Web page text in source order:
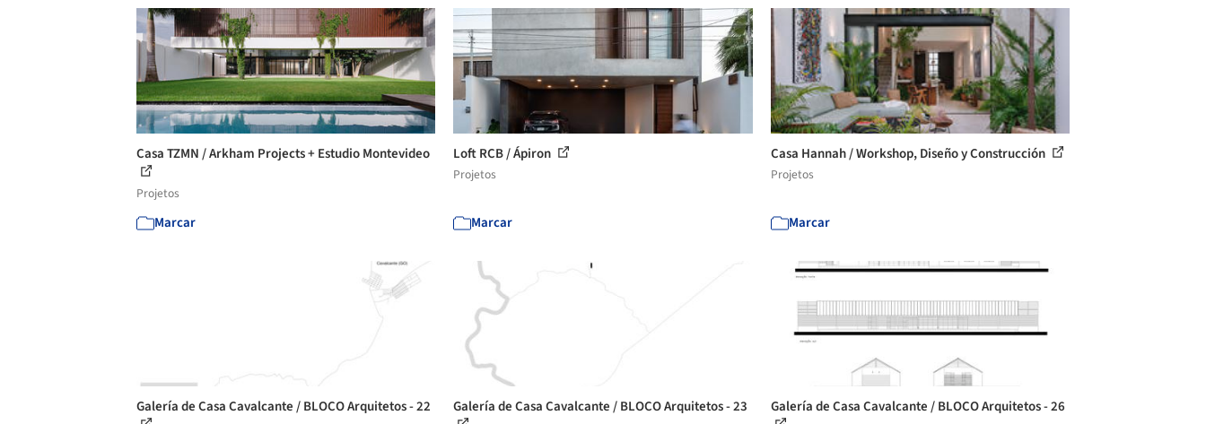
Casa TZMN / Arkham Projects + Estudio Montevideo
Projetos
Marcar
Loft RCB / Ápiron
Projetos
Marcar
Casa Hannah / Workshop, Diseño y Construcción
Projetos
Marcar
Galería de Casa Cavalcante / BLOCO Arquitetos - 22 Galería de Casa Cavalcante / BLOCO Arquitetos - 23 Galería de Casa Cavalcante / BLOCO Arquitetos - 26